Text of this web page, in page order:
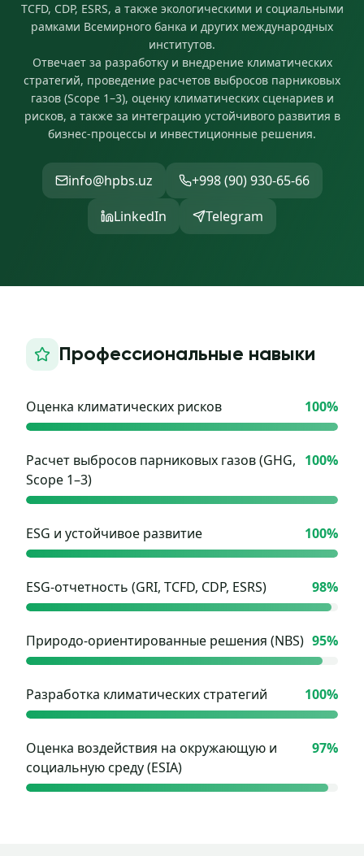
TCFD, CDP, ESRS, а также экологическими и социальными
рамками Всемирного банка и других международных
институтов.
Отвечает за разработку и внедрение климатических
стратегий, проведение расчетов выбросов парниковых
газов (Scope 1–3), оценку климатических сценариев и
рисков, а также за интеграцию устойчивого развития в
бизнес-процессы и инвестиционные решения.
info@hpbs.uz
+998 (90) 930-65-66
LinkedIn
Telegram
Профессиональные навыки
Оценка климатических рисков 100%
Расчет выбросов парниковых газов (GHG,
Scope 1–3)
100%
ESG и устойчивое развитие 100%
ESG-отчетность (GRI, TCFD, CDP, ESRS) 98%
Природо-ориентированные решения (NBS) 95%
Разработка климатических стратегий 100%
Оценка воздействия на окружающую и
социальную среду (ESIA)
97%